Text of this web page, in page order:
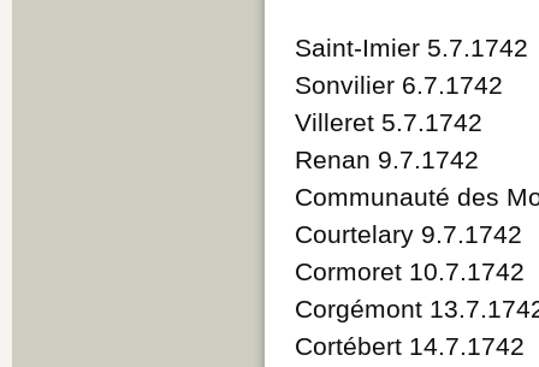
Saint-Imier 5.7.1742
Sonvilier 6.7.1742
Villeret 5.7.1742
Renan 9.7.1742
Communauté des
Courtelary 9.7.1742
Cormoret 10.7.1742
Corgémont
Cortébert 14.7.1742